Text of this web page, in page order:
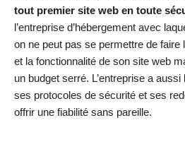
tout premier site web en toute
l’entreprise d’hébergement avec
on ne peut pas se permettre de faire
et la fonctionnalité de son site web
un budget serré. L’entreprise a
ses protocoles de sécurité et ses
offrir une fiabilité sans pareille.